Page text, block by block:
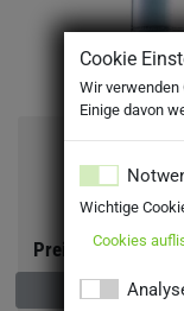
Preis:
Cookie
Wir
Einige davon
Wichtige
Cookies